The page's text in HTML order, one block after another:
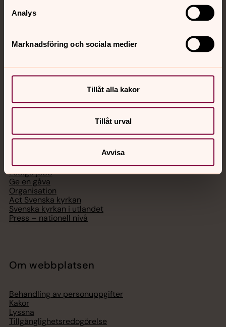
Analys
Marknadsföring och sociala medier
Tillåt alla kakor
Tillåt urval
Avvisa
Akut samtals- och krisstöd. Prata eller chatta anonymt
Telefon 112
Bli medlem
Lediga jobb
Ge en gåva
Organisation
Act Svenska kyrkan
Svenska kyrkan i utlandet
Press – nationell nivå
Om webbplatsen
Behandling av personuppgifter
Kakor
Lyssna
Tillgänglighetsredogörelse